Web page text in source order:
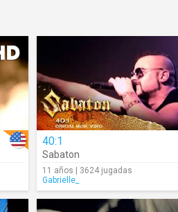
40:1
Sabaton
11 años | 3624 jugadas
Gabrielle_